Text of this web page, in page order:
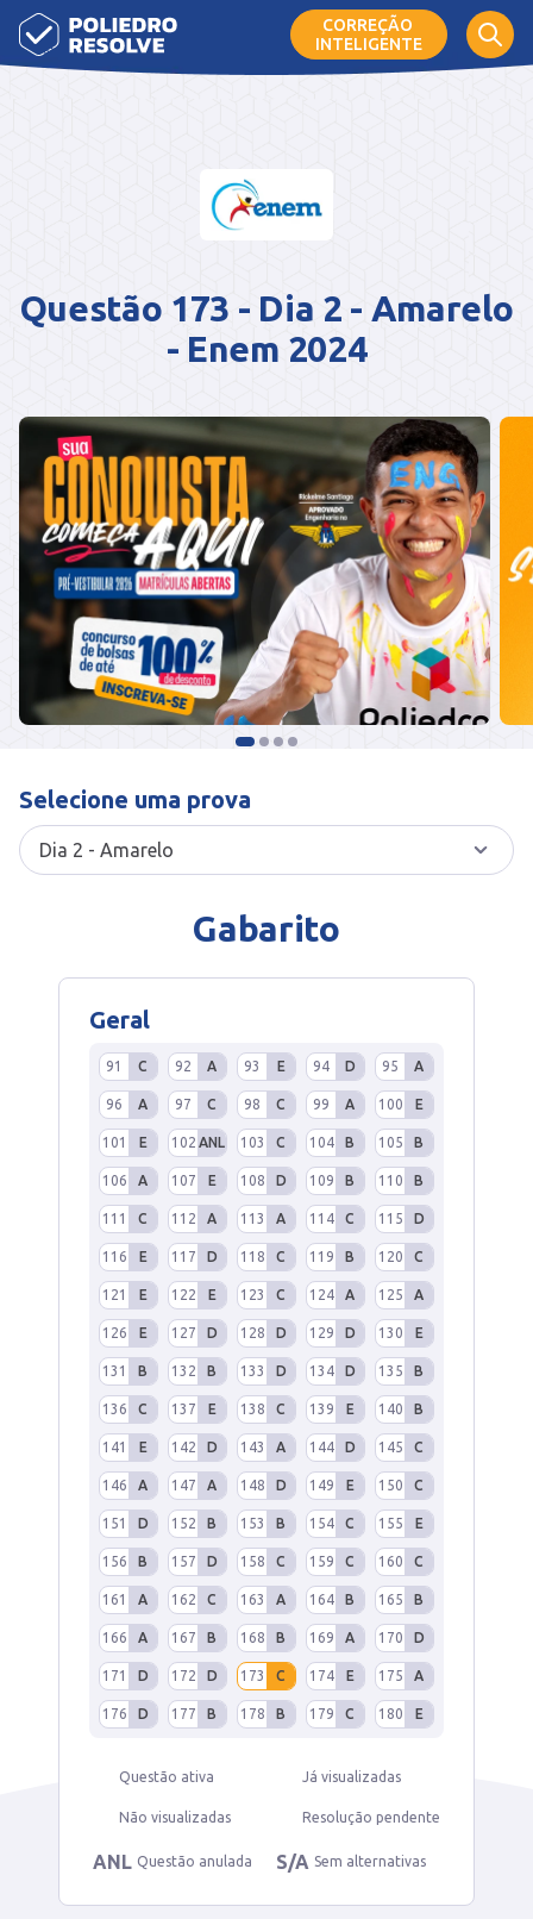
CORREÇÃO
INTELIGENTE
Questão 173 - Dia 2 - Amarelo
- Enem 2024
Selecione uma prova
Gabarito
Geral
91 C 92 A 93 E 94 D 95 A
96 A 97 C 98 C 99 A 100 E
101 E 102 ANL 103 C 104 B 105 B
106 A 107 E 108 D 109 B 110 B
111 C 112 A 113 A 114 C 115 D
116 E 117 D 118 C 119 B 120 C
121 E 122 E 123 C 124 A 125 A
126 E 127 D 128 D 129 D 130 E
131 B 132 B 133 D 134 D 135 B
136 C 137 E 138 C 139 E 140 B
141 E 142 D 143 A 144 D 145 C
146 A 147 A 148 D 149 E 150 C
151 D 152 B 153 B 154 C 155 E
156 B 157 D 158 C 159 C 160 C
161 A 162 C 163 A 164 B 165 B
166 A 167 B 168 B 169 A 170 D
171 D 172 D 173 C 174 E 175 A
176 D 177 B 178 B 179 C 180 E
Questão ativa Já visualizadas
Não visualizadas Resolução pendente
ANL Questão anulada S/A Sem alternativas